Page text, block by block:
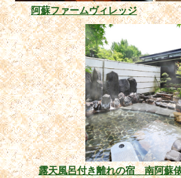
阿蘇ファームヴィレッジ
露天風呂付き離れの宿 南阿蘇